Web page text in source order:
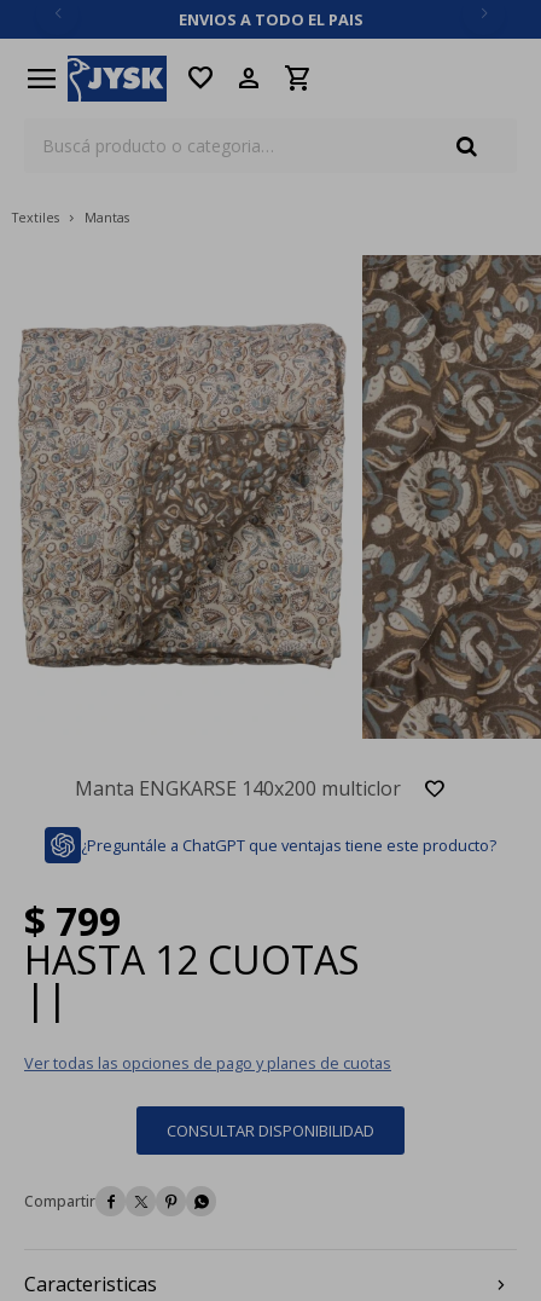
ENVIOS A TODO EL PAIS
menu favorite
Textiles Mantas
Manta ENGKARSE 140x200 multiclor
¿Preguntále a ChatGPT que ventajas tiene este producto?
$ 799
HASTA 12 CUOTAS
| |
Ver todas las opciones de pago y planes de cuotas
CONSULTAR DISPONIBILIDAD
   
Caracteristicas
close